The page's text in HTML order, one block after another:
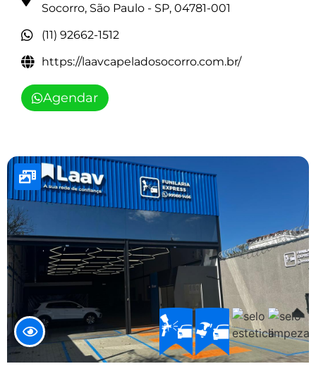
Socorro, São Paulo - SP, 04781-001
(11) 92662-1512
https://laavcapeladosocorro.com.br/
Agendar